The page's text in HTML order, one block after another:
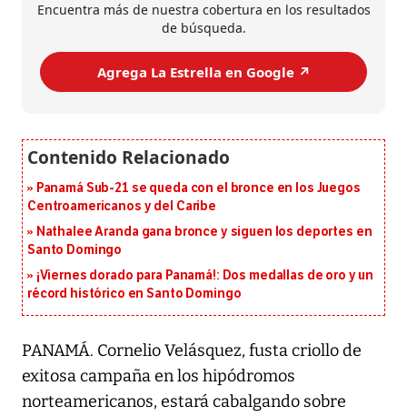
Encuentra más de nuestra cobertura en los resultados
de búsqueda.
Agrega La Estrella en Google ↗️
Panamá Sub-21 se queda con el bronce en los Juegos
Centroamericanos y del Caribe
Nathalee Aranda gana bronce y siguen los deportes en
Santo Domingo
¡Viernes dorado para Panamá!: Dos medallas de oro y un
récord histórico en Santo Domingo
PANAMÁ. Cornelio Velásquez, fusta criollo de
exitosa campaña en los hipódromos
norteamericanos, estará cabalgando sobre